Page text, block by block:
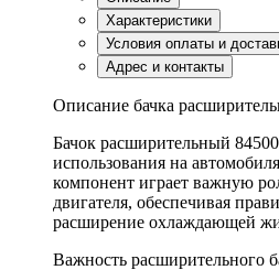
Характеристики
Условия оплаты и
Адрес и контакты
Описание бачка
Бачок расширительный
использования на
компонент играет важную
двигателя, обеспечивая
расширение охлаждающей
Важность расширительного